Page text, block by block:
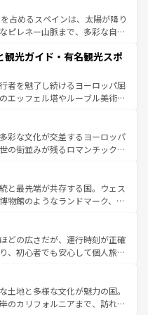
田園風景やアマルフィ海岸の絶
ない。観光の合間には、本場の
イタリア料理を堪能することも
忘れられない旅をしてみよう！
は
占めるスペインは、太陽が降り
ピレネー山脈まで、多彩な自然
情熱的なフラメンコ、熱気あふ
タパスが生活の一部となってい
された雰囲気や、バルセロナの
地方では古代ローマ遺跡や中世
気候が異なるスペインはその個
性で訪れる人を魅了する。 なお、新着のスペイン情報は コ
しい。
観光ガイド・有名観光スポ
者を魅了し続けるヨーロッパ屈
エッフェル塔やルーブル美術館
いる。華麗な宮殿、歴史的な大
て豊かな自然が、訪れる者を心
ンスは美食の国としても知ら
であるランス、プロヴァンスの
、多彩な楽しみ方が可能だ。さ
魅力が溢れており、どの街角に
ぞれで全く異なる文化を体験で
、新着のフランス情報はコンテンツ一覧
彩な文化が交差するヨーロッパ
の街並みが残るロマンチック街
歩いても飽きることがない。ベ
エルン州のアルプスの絶景、そ
畑といった風景は必見。ビール
ほしい。 なお、新着の
覧を参照してほしい。
と最先端が共存する国。ウェス
物館のようなランドマーク、歴
る。また、優雅なアフタヌーン
まらない英国パブ、サッカー観
きる体験も豊富。イギリスを旅
。
どの広さだが、運行時刻が正確
、初心者でも安心して個人旅行
、スイスならではのユニークな
光だけでなく町歩きも満喫する
が高いため物価も高いが、旅行
土地と多様な文化が魅力の国。
のカリフォルニアまで、訪れる